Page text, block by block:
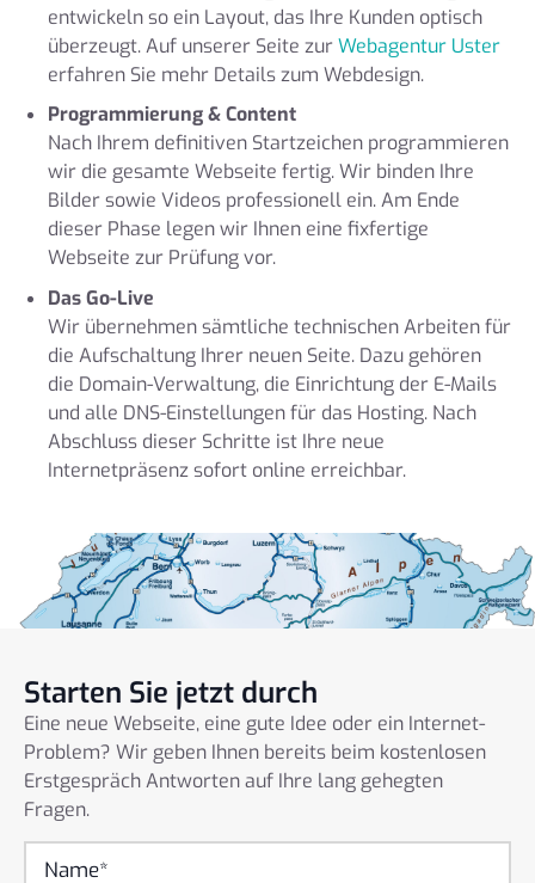
entwickeln so ein Layout, das Ihre Kunden optisch
überzeugt. Auf unserer Seite zurWebagentur Uster
erfahren Sie mehr Details zum Webdesign.
Programmierung & Content
Nach Ihrem definitiven Startzeichen programmieren
wir die gesamte Webseite fertig. Wir binden Ihre
Bilder sowie Videos professionell ein. Am Ende
dieser Phase legen wir Ihnen eine fixfertige
Webseite zur Prüfung vor.
Das Go-Live
Wir übernehmen sämtliche technischen Arbeiten für
die Aufschaltung Ihrer neuen Seite. Dazu gehören
die Domain-Verwaltung, die Einrichtung der E-Mails
und alle DNS-Einstellungen für das Hosting. Nach
Abschluss dieser Schritte ist Ihre neue
Internetpräsenz sofort online erreichbar.
Starten Sie jetzt durch
Eine neue Webseite, eine gute Idee oder ein Internet-
Problem? Wir geben Ihnen bereits beim kostenlosen
Erstgespräch Antworten auf Ihre lang gehegten
Fragen.